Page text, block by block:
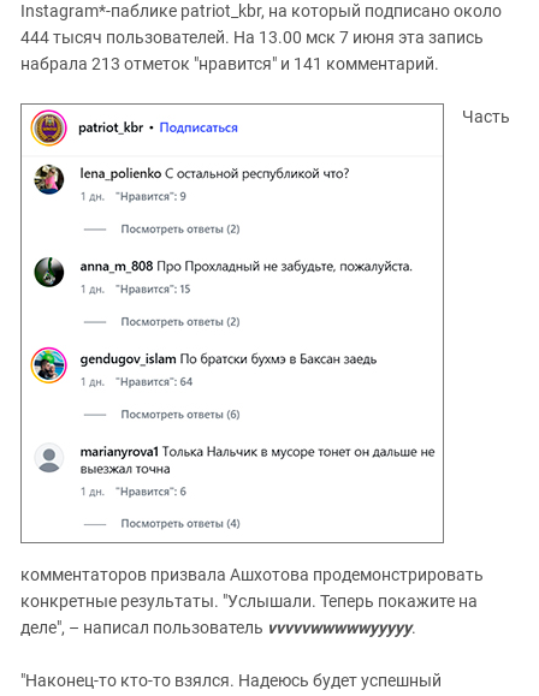
Instagram*-паблике patriot_kbr, на который подписано около
444 тысяч пользователей. На 13.00 мск 7 июня эта запись
набрала 213 отметок "нравится" и 141 комментарий.
Часть
комментаторов призвала Ашхотова продемонстрировать
конкретные результаты. "Услышали. Теперь покажите на
деле", – написал пользователь vvvvvwwwwwyyyyy.
"Наконец-то кто-то взялся. Надеюсь будет успешный